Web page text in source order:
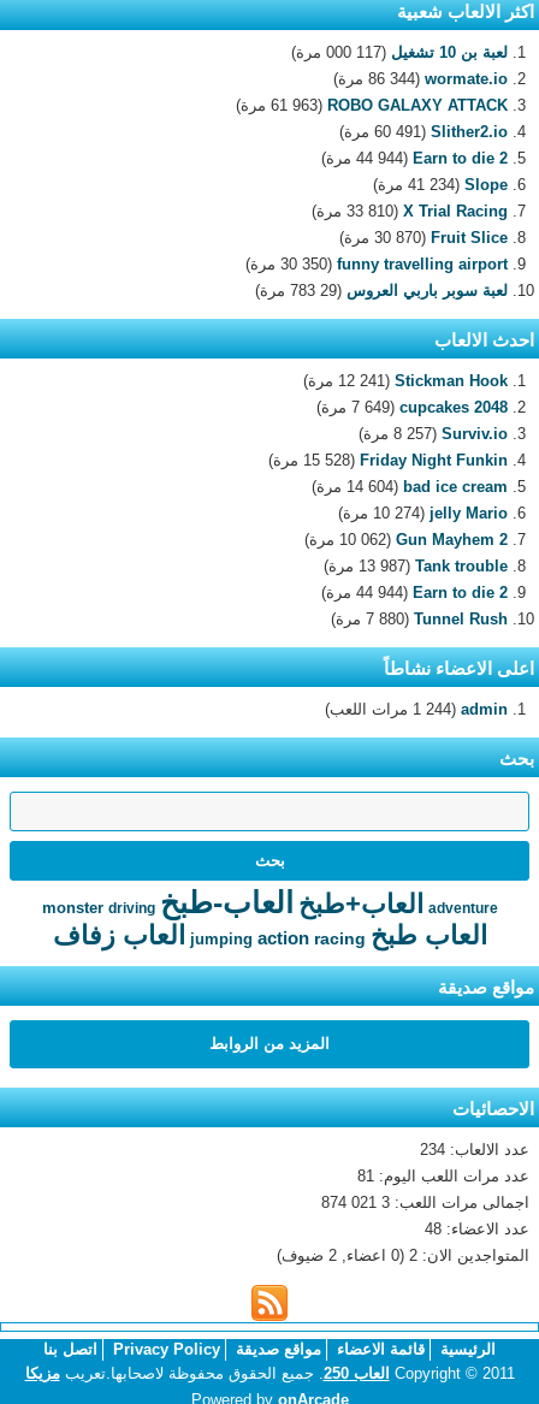
اكثر الالعاب شعبية
لعبة بن 10 تشغيل
(117 000 مرة)
wormate.io (86 344 مرة)
ROBO GALAXY ATTACK (61 963 مرة)
Slither2.io (60 491 مرة)
Earn to die 2 (44 944 مرة)
Slope (41 234 مرة)
X Trial Racing (33 810 مرة)
Fruit Slice (30 870 مرة)
funny travelling airport (30 350 مرة)
لعبة سوبر باربي العروس (29 783 مرة)
احدث الالعاب
Stickman Hook (12 241 مرة)
2048 cupcakes
(7 649 مرة)
Surviv.io (8 257 مرة)
Friday Night Funkin (15 528 مرة)
bad ice cream (14 604 مرة)
jelly Mario (10 274 مرة)
Gun Mayhem 2 (10 062 مرة)
Tank trouble (13 987 مرة)
Earn to die 2 (44 944 مرة)
Tunnel Rush (7 880 مرة)
اعلى الاعضاء نشاطاً
admin (1 244 مرات اللعب)
بحث
adventure العاب+طبخ العاب-طبخ monster driving
العاب طبخ jumping action racing العاب زفاف
مواقع صديقة
المزيد من الروابط
الاحصائيات
عدد الالعاب: 234
عدد مرات اللعب اليوم: 81
اجمالى مرات اللعب: 3 021 874
عدد الاعضاء: 48
المتواجدين الان: 2 (0 اعضاء, 2 ضيوف)
الرئيسية قائمة الاعضاء مواقع صديقة Privacy Policy
اتصل بنا
Copyright © 2011 العاب 250 . جميع الحقوق محفوظة لاصحابها.تعريبمزيكا
Powered by onArcade